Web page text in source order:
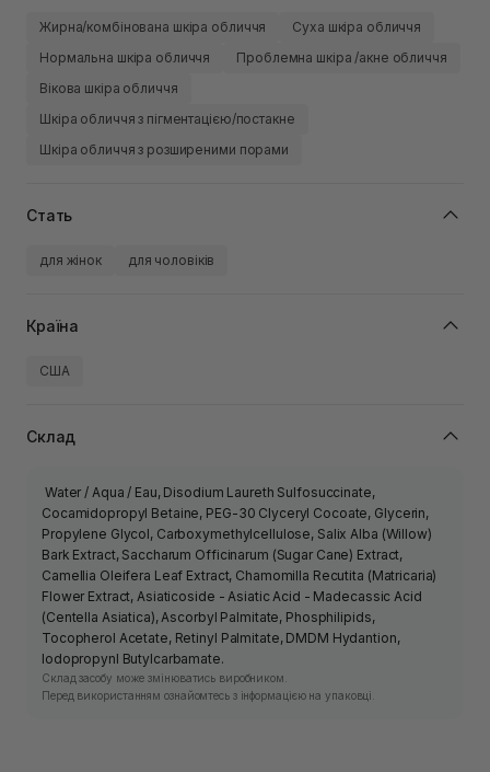
Жирна/комбінована шкіра обличчя
Суха шкіра обличчя
Нормальна шкіра обличчя
Проблемна шкіра /акне обличчя
Вікова шкіра обличчя
Шкіра обличчя з пігментацією/постакне
Шкіра обличчя з розширеними порами
Стать
для жінок для чоловіків
Країна
США
Склад
Water / Aqua / Eau, Disodium Laureth Sulfosuccinate,
Cocamidopropyl Betaine, PEG-30 Clyceryl Cocoate, Glycerin,
Propylene Glycol, Carboxymethylcellulose, Salix Alba (Willow)
Bark Extract, Saccharum Officinarum (Sugar Cane) Extract,
Camellia Oleifera Leaf Extract, Chamomilla Recutita (Matricaria)
Flower Extract, Asiaticoside - Asiatic Acid - Madecassic Acid
(Centella Asiatica), Ascorbyl Palmitate, Phosphilipids,
Tocopherol Acetate, Retinyl Palmitate, DMDM ​​Hydantion,
Iodopropynl Butylcarbamate.
Склад засобу може змінюватись виробником.
Перед використанням ознайомтесь з інформацією на упаковці.